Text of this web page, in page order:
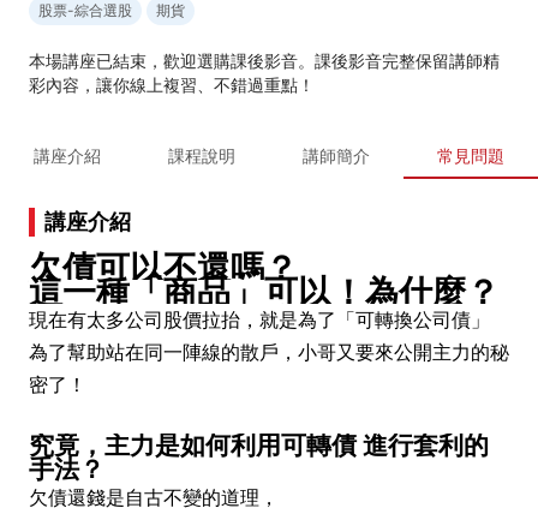
股票-綜合選股
期貨
本場講座已結束，歡迎選購課後影音。課後影音完整保留講師精
彩內容，讓你線上複習、不錯過重點！
講座介紹 課程說明 講師簡介 常見問題
講座介紹
欠債可以不還嗎？
這一種「商品」可以！為什麼？
現在有太多公司股價拉抬，就是為了「可轉換公司債」
為了幫助站在同一陣線的散戶，小哥又要來公開主力的秘
密了！
究竟，主力是如何利用可轉債 進行套利的
手法？
欠債還錢是自古不變的道理，